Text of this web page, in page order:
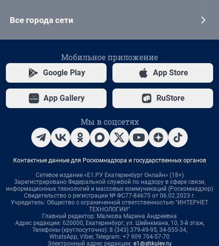
Все города сети
Мобильное приложение
Google Play App Store
App Gallery RuStore
Мы в соцсетях
Контактные данные для Роскомнадзора и государственных органов
Сетевое издание «Е1.РУ Екатеринбург Онлайн» (18+)
Зарегистрировано Федеральной службой по надзору в сфере связи,
информационных технологий и массовых коммуникаций (Роскомнадзор)
Свидетельство о регистрации № ФС77-84675 от 06.02.2023 г.
Учредитель: Общество с ограниченной ответственностью "ИНТЕРНЕТ
ТЕХНОЛОГИИ"
Главный редактор: Малкова Марина Андреевна
Адрес редакции: 620000, Екатеринбург, ул. Шейнкмана, 10, 3-й этаж,
Телефоны (круглосуточно): 8 (343) 379-49-95, 34-555-34,
WhatsApp, Viber, Telegram: +7 909 704-57-70
Электронный адрес редакции: e1@shkulev.ru